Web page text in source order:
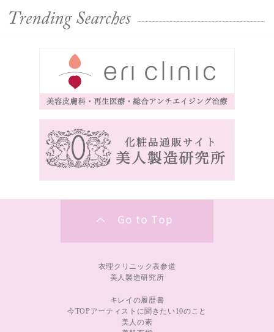
衣理クリニック表参道
美人製造研究所
キレイの履歴書
今TOPアーティストに聞きたい10のこと
美人の素